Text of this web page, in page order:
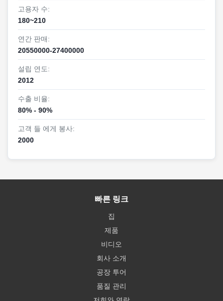
1주문 보증
생산 진행에 대한 실시간 업데이트 및 품질 검사 보고서 제공
(포크션 저항성 및 방수 테스트 데이터와 같은)
긴급 주문 빠른 채널을 최고 / 주요 판매 기간 동안 적시에 배
달을 보장합니다.
2물류 협업
물류 추적 서비스를 제공하고 비정상적인 상황에 대해 능동
적으로 경고하십시오.
3판매 후 서비스: 지속적인 강화, 장기 협력
1문제 대응
24시간 판매 후 응급 전화, 손해 및 실종품 등의 고객 불만을
신속하게 처리하고 "48시간 솔루션"을 약속합니다.
생산 척추: 10 년 이상의 공정 경험으로, 우리는 99% 이상의
수익률과 함께 불어 필름, 거품 형성 및 종이 도면 절단 전체
과정에 대한 정확한 통제를 가지고 있습니다.
서비스 컨설턴트: 1000명 이상의 고객에게 서비스를 제공하
고, 전자상거래, 국경, 냉각망 등 다양한 시나리오를 잘 알고
있습니다.* * "수요 진단 → 솔루션 구현 → 효과 추적" * * 폐쇄
혁신 능력: 연구개발 투자는 연간 8%를 넘어서며, 꿀집 종이
봉투 봉투와 급행 가방 포장 등 20개 이상의 특허를 취득했습
니다.
사용자 정의: 48 시간 이내에 요구 사항에 응답하고 로고 인
쇄, 유연한 크기 조정 및 기능적 스택링 (물질 방지 / 도둑질
공급의 결함이 없도록 전체 체인 샘플링.
우리를 선택하는 것은 제품을 선택하는 것뿐만 아니라 업계
엘리트 팀을 선택하는 것입니다.
고용자 수:
180~210
연간 판매:
20550000-27400000
설립 연도:
2012
수출 비율:
80% - 90%
고객 들 에게 봉사:
2000
빠른 링크
집
제품
비디오
회사 소개
공장 투어
품질 관리